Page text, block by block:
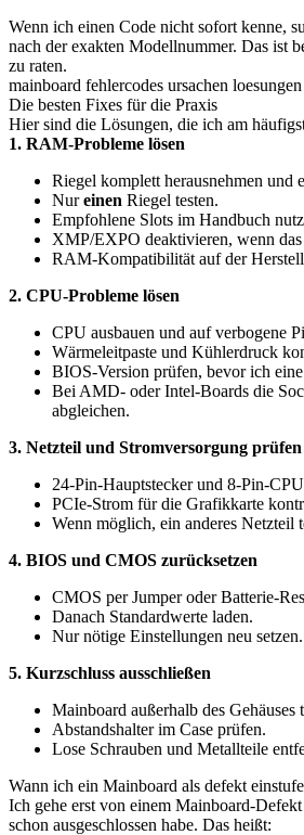
Wenn ich einen Code nicht sofort kenne,
nach der exakten Modellnummer. Das ist
zu raten.
mainboard fehlercodes ursachen
Die besten Fixes für die Praxis
Hier sind die Lösungen, die ich am
1. RAM-Probleme lösen
Riegel komplett herausnehmen und
Nureinen Riegel testen.
Empfohlene Slots im Handbuch
XMP/EXPO deaktivieren, wenn
RAM-Kompatibilität auf der
2. CPU-Probleme lösen
CPU ausbauen und auf verbogene
Wärmeleitpaste und Kühlerdruck
BIOS-Version prüfen, bevor ich
Bei AMD- oder Intel-Boards die
abgleichen.
3. Netzteil und Stromversorgung prüfen
24-Pin-Hauptstecker und 8-Pin-
PCIe-Strom für die Grafikkarte
Wenn möglich, ein anderes Netzteil
4. BIOS und CMOS zurücksetzen
CMOS per Jumper oder Batterie-
Danach Standardwerte laden.
Nur nötige Einstellungen neu setzen.
5. Kurzschluss ausschließen
Mainboard außerhalb des Gehäuses
Abstandshalter im Case prüfen.
Lose Schrauben und Metallteile
Wann ich ein Mainboard als defekt einstufe
Ich gehe erst von einem Mainboard-
schon ausgeschlossen habe. Das heißt: